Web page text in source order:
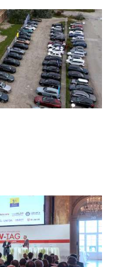
...
natürlich,
dazu wie
maßgesch..
.